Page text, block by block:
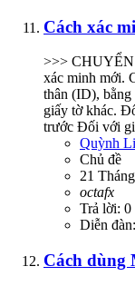
Cách xác
>>>
xác minh mới.
thân (ID), bằng
giấy tờ khác.
trước Đối với
Quỳnh
Chủ đề
21
octafx
Trả lời: 0
Diễn đàn:
Cách dùng